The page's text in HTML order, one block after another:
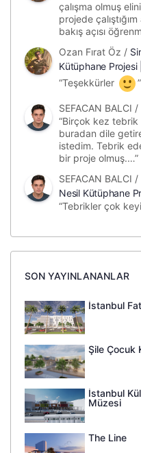
çalışma olmuş
projede
bakış açısı
Ozan Fırat Öz /
Kütüphane
“Teşekkürler ”
SEFACAN BALCI /
“Birçok kez
buradan dile
istedim. Tebrik
bir proje olmuş.…”
SEFACAN BALCI /
Nesil Kütüphane
“Tebrikler çok
SON YAYINLANANLAR
İstanbul
Şile Çocuk
İstanbul
Müzesi
The Line